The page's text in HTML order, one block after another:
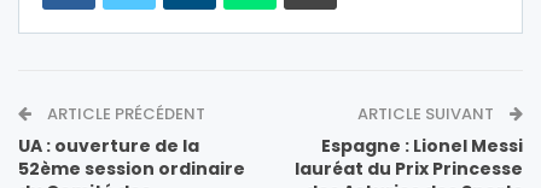
ARTICLE PRÉCÉDENT
UA : ouverture de la
52ème session ordinaire
ARTICLE SUIVANT
Espagne : Lionel Messi
lauréat du Prix Princesse